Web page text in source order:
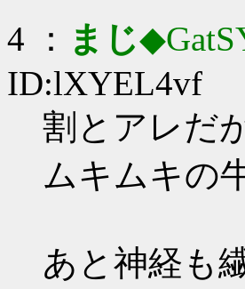
4 ： まじ
ID:lXYEL4vf
割とアレだ
ムキムキの
あと神経も